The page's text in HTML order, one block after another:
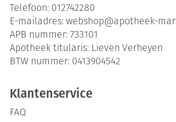
Telefoon: 012742280
E-mailadres: webshop@apotheek-
APB nummer: 733101
Apotheek titularis: Lieven Verheyen
BTW nummer: 0413904542
Klantenservice
FAQ